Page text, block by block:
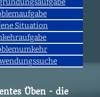
Situation
Üben - die